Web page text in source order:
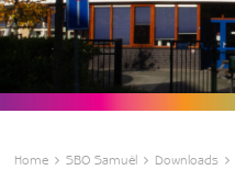
Home SBO Samuël Downloads